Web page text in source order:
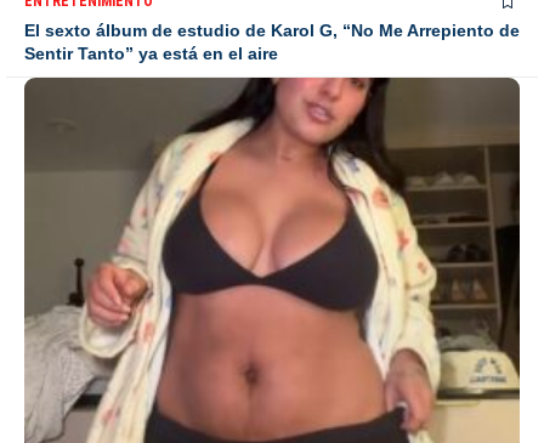
El sexto álbum de estudio de Karol G, “No Me Arrepiento de
Sentir Tanto” ya está en el aire